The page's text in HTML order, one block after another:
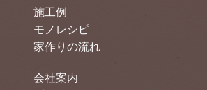
施工例
モノレシピ
家作りの流れ
会社案内